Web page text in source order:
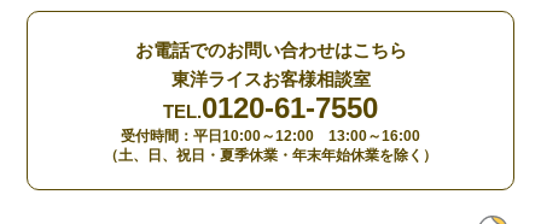
お電話でのお問い合わせはこちら
東洋ライスお客様相談室
TEL.0120-61-7550
受付時間：平日10:00～12:00 13:00～16:00
（土、日、祝日・夏季休業・年末年始休業を除く）